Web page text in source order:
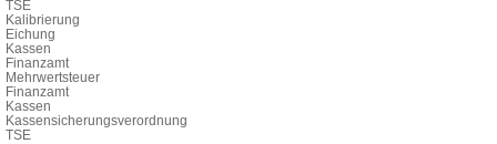
TSE
Kalibrierung
Eichung
Kassen
Finanzamt
Mehrwertsteuer
Finanzamt
Kassen
Kassensicherungsverordnung
TSE